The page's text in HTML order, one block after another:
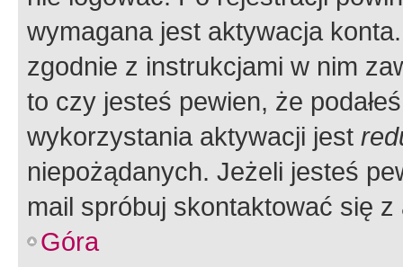
wymagana jest aktywacja
zgodnie z instrukcjami w nim
to czy jesteś pewien, że
wykorzystania aktywacji jest
niepożądanych. Jeżeli jesteś
mail spróbuj skontaktować się
Góra